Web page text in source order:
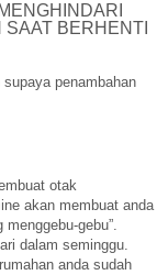
BERHENTI
penambahan
otak
akan membuat anda
gebu”.
dalam seminggu.
anda sudah